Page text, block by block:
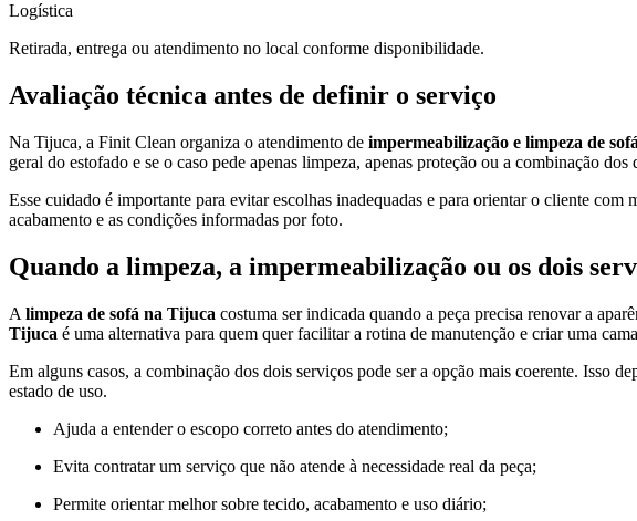
Logística
Retirada, entrega ou atendimento no local conforme disponibilidade.
Avaliação técnica antes de definir o serviço
Na Tijuca, a Finit Clean organiza o atendimento de impermeabilização e limpeza de sofá
geral do estofado e se o caso pede apenas limpeza, apenas proteção ou a combinação dos
Esse cuidado é importante para evitar escolhas inadequadas e para orientar o cliente
acabamento e as condições informadas por foto.
Quando a limpeza, a impermeabilização ou os dois
A limpeza de sofá na Tijuca costuma ser indicada quando a peça precisa renovar a
Tijuca é uma alternativa para quem quer facilitar a rotina de manutenção e criar uma
Em alguns casos, a combinação dos dois serviços pode ser a opção mais coerente. Isso
estado de uso.
Ajuda a entender o escopo correto antes do atendimento;
Evita contratar um serviço que não atende à necessidade real da peça;
Permite orientar melhor sobre tecido, acabamento e uso diário;